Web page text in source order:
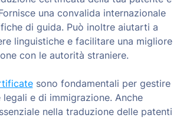
una convalida internazionale
di guida. Può inoltre aiutarti a
linguistiche e facilitare una migliore
con le autorità straniere.
sono fondamentali per gestire
legali e di immigrazione. Anche
nella traduzione delle patenti